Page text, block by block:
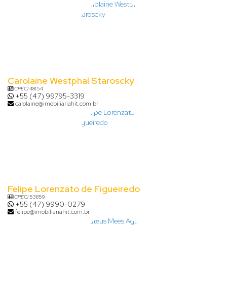
Carolaine Westphal Staroscky
CRECI48154
+55 (47) 99795-3319
carolaine@imobiliariahit.com.br
Felipe Lorenzato de Figueiredo
CRECI53859
+55 (47) 9990-0279
felipe@imobiliariahit.com.br